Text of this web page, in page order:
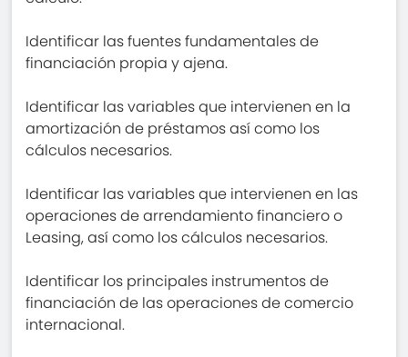
Identificar las fuentes fundamentales de
financiación propia y ajena.
Identificar las variables que intervienen en la
amortización de préstamos así como los
cálculos necesarios.
Identificar las variables que intervienen en las
operaciones de arrendamiento financiero o
Leasing, así como los cálculos necesarios.
Identificar los principales instrumentos de
financiación de las operaciones de comercio
internacional.